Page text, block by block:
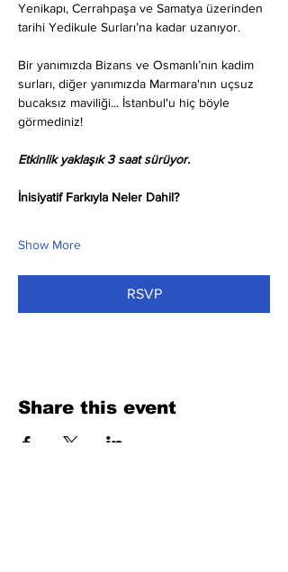
Yenikapı, Cerrahpaşa ve Samatya üzerinden
tarihi Yedikule Surları’na kadar uzanıyor.
Bir yanımızda Bizans ve Osmanlı’nın kadim
surları, diğer yanımızda Marmara'nın uçsuz
bucaksız maviliği... İstanbul'u hiç böyle
görmediniz!
Etkinlik yaklaşık 3 saat sürüyor.
İnisiyatif Farkıyla Neler Dahil?
Show More
RSVP
Share this event